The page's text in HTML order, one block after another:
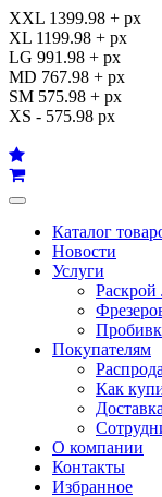
XXL 1399.98 + px
XL 1199.98 + px
LG 991.98 + px
MD 767.98 + px
SM 575.98 + px
XS - 575.98 px
Каталог
Новости
Услуги
Покупателям
Как
Доставка
О компании
Контакты
Избранное